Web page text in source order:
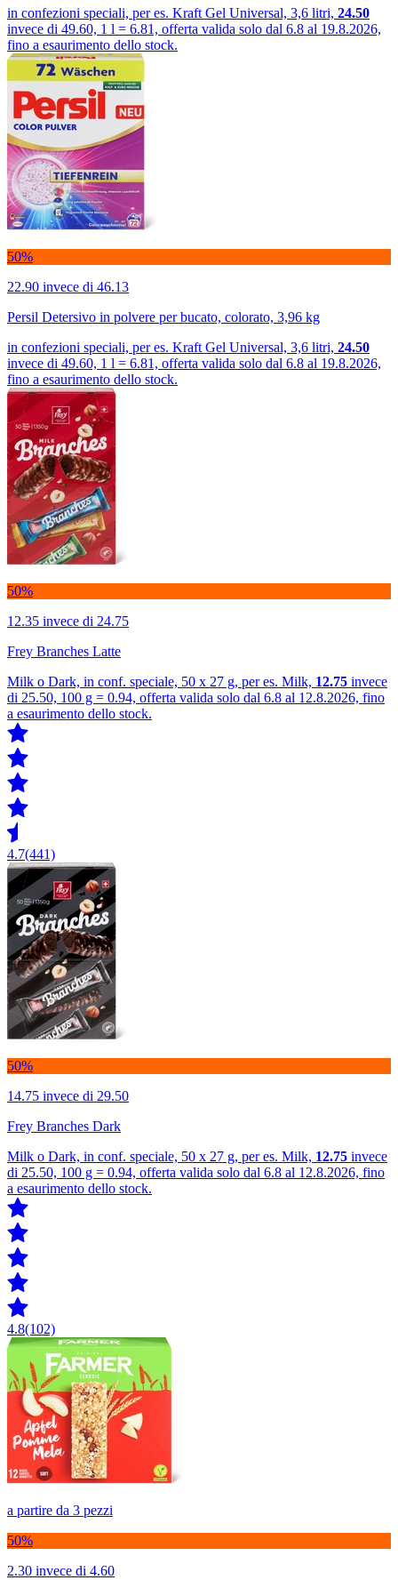
in confezioni speciali, per es. Kraft Gel Universal, 3,6 litri, 24.50
invece di 49.60, 1 l = 6.81, offerta valida solo dal 6.8 al 19.8.2026,
fino a esaurimento dello stock.
50%
22.90 invece di 46.13
Persil Detersivo in polvere per bucato, colorato, 3,96 kg
in confezioni speciali, per es. Kraft Gel Universal, 3,6 litri, 24.50
invece di 49.60, 1 l = 6.81, offerta valida solo dal 6.8 al 19.8.2026,
fino a esaurimento dello stock.
50%
12.35 invece di 24.75
Frey Branches Latte
Milk o Dark, in conf. speciale, 50 x 27 g, per es. Milk, 12.75 invece
di 25.50, 100 g = 0.94, offerta valida solo dal 6.8 al 12.8.2026, fino
a esaurimento dello stock.
4.7(441)
50%
14.75 invece di 29.50
Frey Branches Dark
Milk o Dark, in conf. speciale, 50 x 27 g, per es. Milk, 12.75 invece
di 25.50, 100 g = 0.94, offerta valida solo dal 6.8 al 12.8.2026, fino
a esaurimento dello stock.
4.8(102)
a partire da 3 pezzi
50%
2.30 invece di 4.60